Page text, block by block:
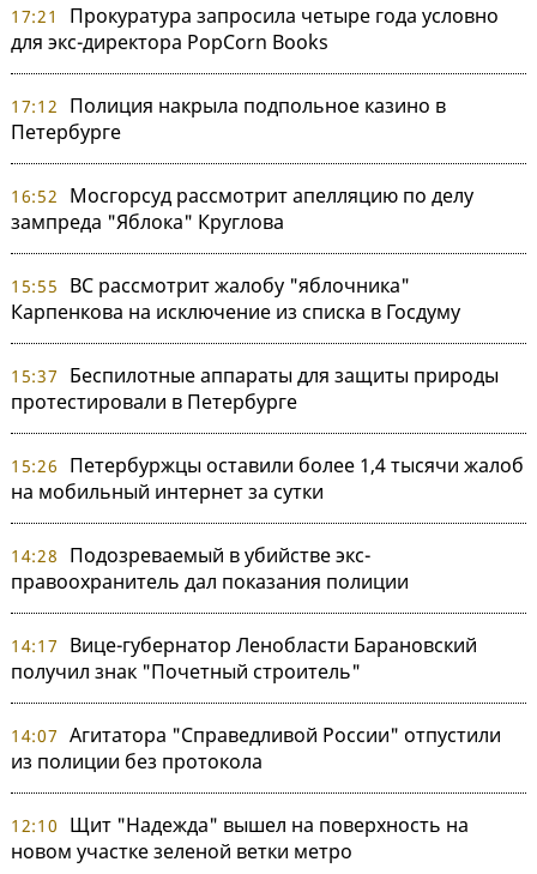
17:21
Прокуратура запросила четыре года условно
для экс-директора PopCorn Books
17:12
Полиция накрыла подпольное казино в
Петербурге
16:52
Мосгорсуд рассмотрит апелляцию по делу
зампреда "Яблока" Круглова
15:55
ВС рассмотрит жалобу "яблочника"
Карпенкова на исключение из списка в Госдуму
15:37
Беспилотные аппараты для защиты природы
протестировали в Петербурге
15:26
Петербуржцы оставили более 1,4 тысячи жалоб
на мобильный интернет за сутки
14:28
Подозреваемый в убийстве экс-
правоохранитель дал показания полиции
14:17
Вице-губернатор Ленобласти Барановский
получил знак "Почетный строитель"
14:07 Агитатора "Справедливой России" отпустили
из полиции без протокола
12:10
Щит "Надежда" вышел на поверхность на
новом участке зеленой ветки метро